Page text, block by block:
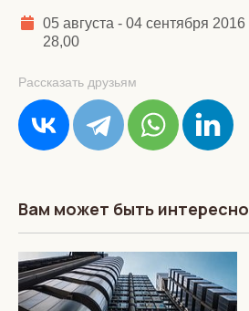
05 августа - 04 сентября 2016
28,00
Рассказать друзьям
Вам может быть интересно